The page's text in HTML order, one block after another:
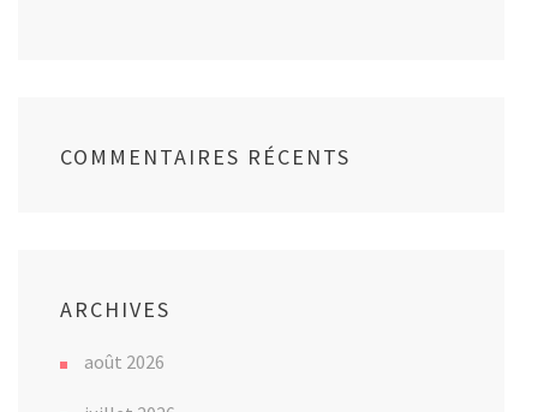
COMMENTAIRES RÉCENTS
ARCHIVES
août 2026